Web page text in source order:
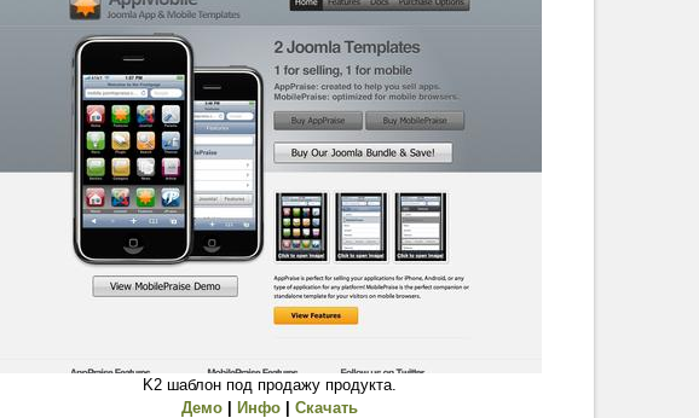
K2 шаблон под продажу продукта.
Демо
Инфо Скачать